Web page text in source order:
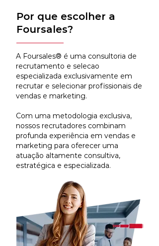
Por que escolher a
Foursales?
A Foursales® é uma consultoria de
recrutamento e selecao
especializada exclusivamente em
recrutar e selecionar profissionais de
vendas e marketing.
Com uma metodologia exclusiva,
nossos recrutadores combinam
profunda experiência em vendas e
marketing para oferecer uma
atuação altamente consultiva,
estratégica e especializada.